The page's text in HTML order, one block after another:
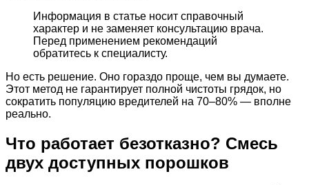
Информация в статье носит справочный
характер и не заменяет консультацию врача.
Перед применением рекомендаций
обратитесь к специалисту.
Но есть решение. Оно гораздо проще, чем вы думаете.
Этот метод не гарантирует полной чистоты грядок, но
сократить популяцию вредителей на 70–80% — вполне
реально.
Что работает безотказно? Смесь
двух доступных порошков